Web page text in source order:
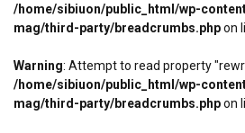
/home/sibiuon/public_html/wp-
mag/third-party/breadcrumbs.phpon
Warning: Attempt to read property
/home/sibiuon/public_html/wp-
mag/third-party/breadcrumbs.phpon